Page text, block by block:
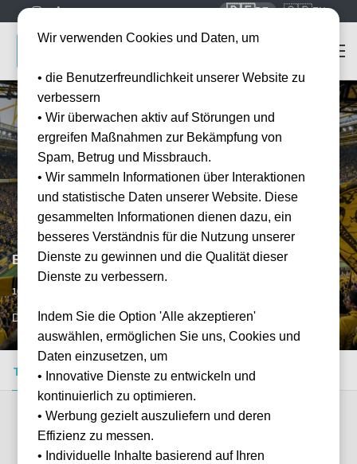
🇩🇪DE 🇬🇧EN
Borussia Dortmund vs SV Werder Bremen
10.10.2026
DTM, DE
Tickets kaufen Event-Info FAQ
Verfügbare Kategorien (7)
Wir verwenden Cookies und Daten, um
• die Benutzerfreundlichkeit unserer Website zu
verbessern
• Wir überwachen aktiv auf Störungen und
ergreifen Maßnahmen zur Bekämpfung von
Spam, Betrug und Missbrauch.
• Wir sammeln Informationen über Interaktionen
und statistische Daten unserer Website. Diese
gesammelten Informationen dienen dazu, ein
besseres Verständnis für die Nutzung unserer
Dienste zu gewinnen und die Qualität dieser
Dienste zu verbessern.
Indem Sie die Option 'Alle akzeptieren'
auswählen, ermöglichen Sie uns, Cookies und
Daten einzusetzen, um
• Innovative Dienste zu entwickeln und
kontinuierlich zu optimieren.
• Werbung gezielt auszuliefern und deren
Effizienz zu messen.
• Individuelle Inhalte basierend auf Ihren